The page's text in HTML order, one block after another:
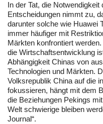
In der Tat, die
Entscheidungen nimmt zu,
darunter solche wie Huawei
immer häufiger mit
Märkten konfrontiert
die Wirtschaftsentwicklung
Abhängigkeit Chinas von
Technologien und Märkten.
Volksrepublik China auf die
fokussieren, hängt mit dem
die Beziehungen Pekings
Welt schwierige bleiben
Journal“.